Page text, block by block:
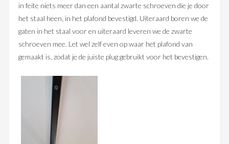
in feite niets meer dan een aantal zwarte schroeven die je door
het staal heen, in het plafond bevestigd. Uiteraard boren we de
gaten in het staal voor en uiteraard leveren we de zwarte
schroeven mee. Let wel zelf even op waar het plafond van
gemaakt is, zodat je de juiste plug gebruikt voor het bevestigen.